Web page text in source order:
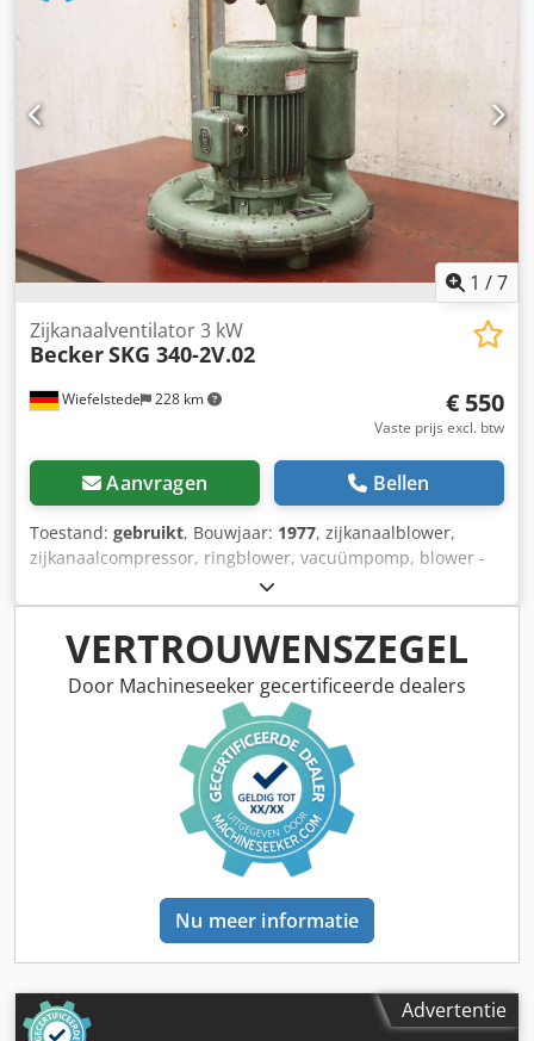
1 /7
Wiefelstede 228 km
Zijkanaalventilator 3 kW
BeckerSKG 340-2V.02
€ 550
Vaste prijs excl. btw
Aanvragen Bellen
Toestand: gebruikt, Bouwjaar: 1977, zijkanaalblower,
zijkanaalcompressor, ringblower, vacuümpomp, blower -
Fabrikant: Becker, zijkanaal vacuümpomp zijkanaal blower
Dcedpfx Ahjun Dwmo Rek -Type: SKG 340-2V.02 -
Aandrijving: Dietz 3,0 kW 2870 rpm -Toerental: 2850 rpm -
Debiet: 250 m³/h -Compressiedruk: 240 mbar -Afmetingen:
Ø 480 x 560 mm -Gewicht: 67 kg/pc.
VERTROUWENSZEGEL
Door Machineseeker gecertificeerde dealers
Nu meer informatie
Advertentie